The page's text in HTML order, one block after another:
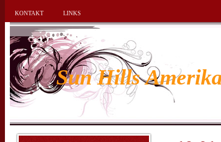
KONTAKT LINKS
Sun Hills